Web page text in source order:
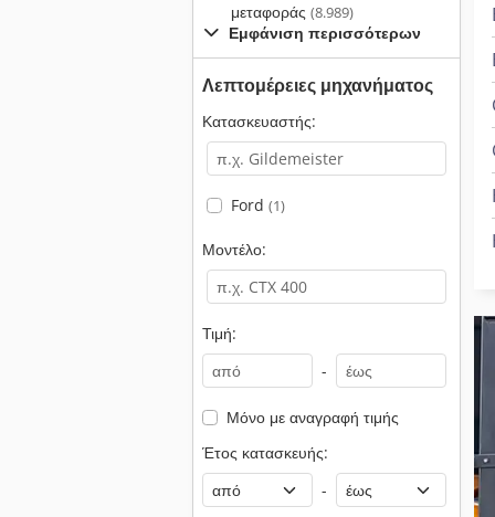
μεταφοράς (8.989)
Εμφάνιση περισσότερων
Λεπτομέρειες μηχανήματος
Κατασκευαστής:
Ford (1)
Μοντέλο:
Τιμή:
-
Μόνο με αναγραφή τιμής
Έτος κατασκευής:
-